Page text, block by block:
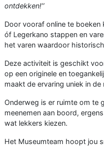
ontdekken!’’
Door vooraf online te
óf Legerkano stappen en
het varen waardoor
Deze activiteit is geschikt
op een originele en
maakt de ervaring uniek in de
Onderweg is er ruimte om te
meenemen aan boord,
wat lekkers kiezen.
Het Museumteam hoopt jou